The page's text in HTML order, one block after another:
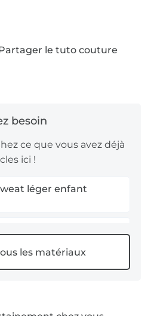
terryou letissu sweat
le tuto couture
ce que vous avez déjà
ici !
jersey uni